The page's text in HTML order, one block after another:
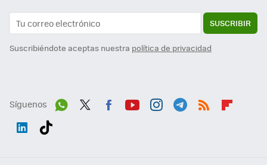
SUSCRIBIR
Suscribiéndote aceptas nuestra política de privacidad
Síguenos